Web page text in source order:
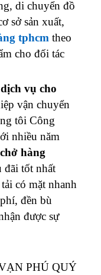
di chuyển đồ
sở sản xuất,
tphcm theo
cho đối tác
dịch vụ cho
vận chuyển
tôi Công
nhiều năm
hàng
đãi tốt nhất
có mặt nhanh
đền bù
được sự
PHÚ QUÝ